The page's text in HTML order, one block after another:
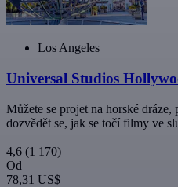
Los Angeles
Universal Studios
Můžete se projet na horské
dozvědět se, jak se točí filmy ve
4,6 (1 170)
Od
78,31 US$